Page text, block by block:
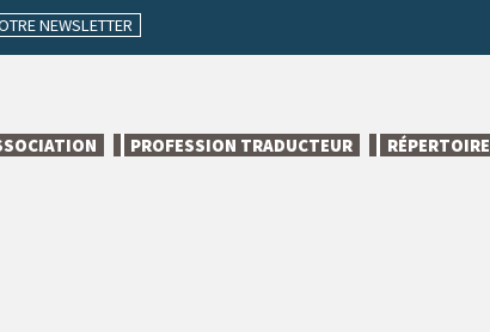
NEWSLETTER
PROFESSION TRADUCTEUR RÉPERTOIRE